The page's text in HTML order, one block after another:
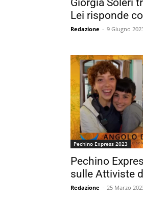
Lei risponde
Redazione - 9 Giugno
Pechino Express 2023
Pechino
sulle Attiviste
Redazione - 25 Marzo